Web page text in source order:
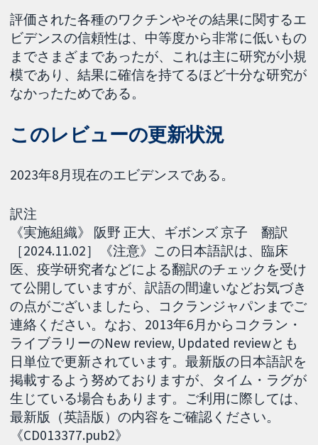
評価された各種のワクチンやその結果に関するエ
ビデンスの信頼性は、中等度から非常に低いもの
までさまざまであったが、これは主に研究が小規
模であり、結果に確信を持てるほど十分な研究が
なかったためである。
このレビューの更新状況
2023年8月現在のエビデンスである。
訳注
《実施組織》 阪野 正大、ギボンズ 京子 翻訳
［2024.11.02］《注意》この日本語訳は、臨床
医、疫学研究者などによる翻訳のチェックを受け
て公開していますが、訳語の間違いなどお気づき
の点がございましたら、コクランジャパンまでご
連絡ください。なお、2013年6月からコクラン・
ライブラリーのNew review, Updated reviewとも
日単位で更新されています。最新版の日本語訳を
掲載するよう努めておりますが、タイム・ラグが
生じている場合もあります。ご利用に際しては、
最新版（英語版）の内容をご確認ください。
《CD013377.pub2》